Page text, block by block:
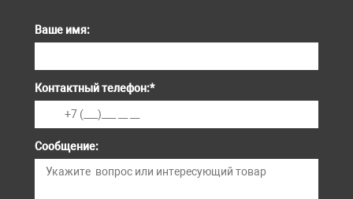
Ваше имя:
Контактный телефон:*
Сообщение: